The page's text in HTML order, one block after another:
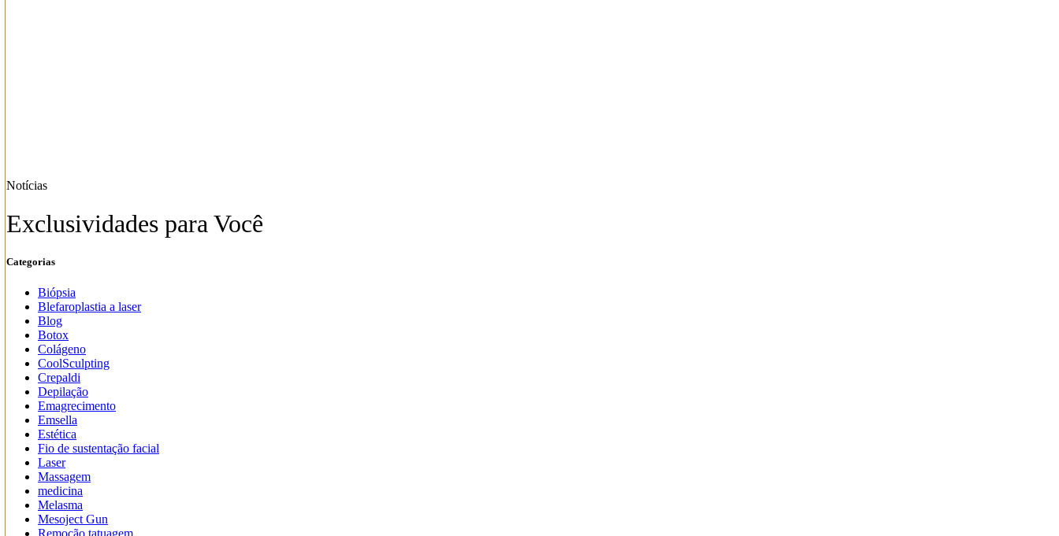
Notícias
Exclusividades para Você
Categorias
Biópsia
Blefaroplastia a laser
Blog
Botox
Colágeno
CoolSculpting
Crepaldi
Depilação
Emagrecimento
Emsella
Estética
Fio de sustentação facial
Laser
Massagem
medicina
Melasma
Mesoject Gun